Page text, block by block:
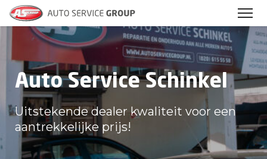
Auto Service Schinkel
Uitstekende dealer kwaliteit voor een
aantrekkelijke prijs!